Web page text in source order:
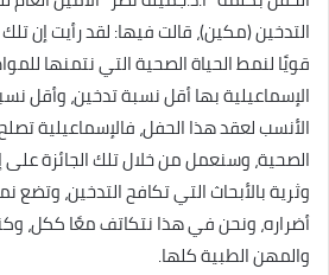
التدخين (مكين)، قالت فيها: لقد رأيت إن
قويًا لنمط الحياة الصحية التي نتمنها
الإسماعيلية بها أقل نسبة تدخين، وأقل
الأنسب لعقد هذا الحفل، فالإسماعيلية
الصحية، وسنعمل من خلال تلك الجائزة
وثرية بالأبحاث التي تكافح التدخين،
أضراره، ونحن في هذا نتكاتف معًا ككل،
والمهن الطبية كلها.